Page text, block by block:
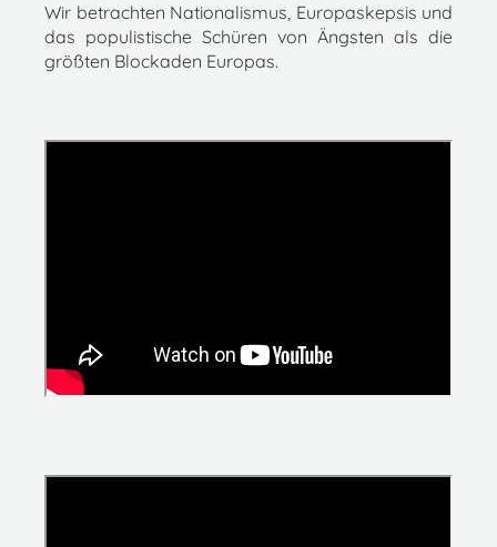
Wir betrachten Nationalismus, Europaskepsis und
das populistische Schüren von Ängsten als die
größten Blockaden Europas.